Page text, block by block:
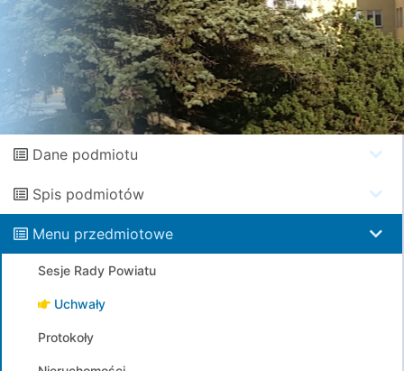
Dane podmiotu
Spis podmiotów
Menu przedmiotowe
Sesje Rady Powiatu
Uchwały
Protokoły